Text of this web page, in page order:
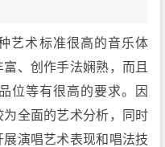
艺术标准很高的音乐体
、创作手法娴熟，而且
位等有很高的要求。因
全面的艺术分析，同时
演唱艺术表现和唱法技